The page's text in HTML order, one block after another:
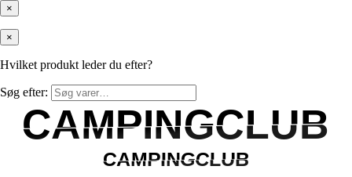
×
×
Hvilket produkt leder du efter?
Søg efter:
CAMPINGCLUB
CAMPINGCLUB
CAMPINGCLUB
CAMPINGCLUB